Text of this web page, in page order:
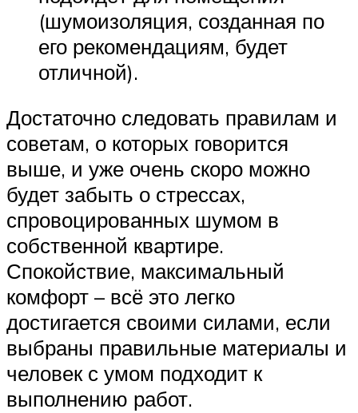
(шумоизоляция, созданная по
его рекомендациям, будет
отличной).
Достаточно следовать правилам и
советам, о которых говорится
выше, и уже очень скоро можно
будет забыть о стрессах,
спровоцированных шумом в
собственной квартире.
Спокойствие, максимальный
комфорт – всё это легко
достигается своими силами, если
выбраны правильные материалы и
человек с умом подходит к
выполнению работ.